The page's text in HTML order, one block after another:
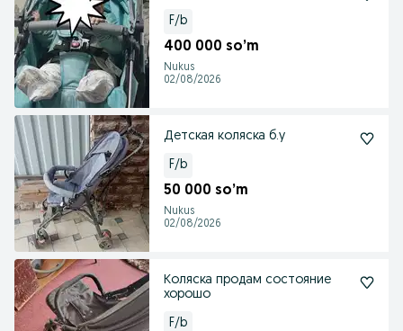
F/b
400 000 so’m
Nukus
02/08/2026
Детская коляска б.у
F/b
50 000 so’m
Nukus
02/08/2026
Коляска продам состояние
хорошо
F/b